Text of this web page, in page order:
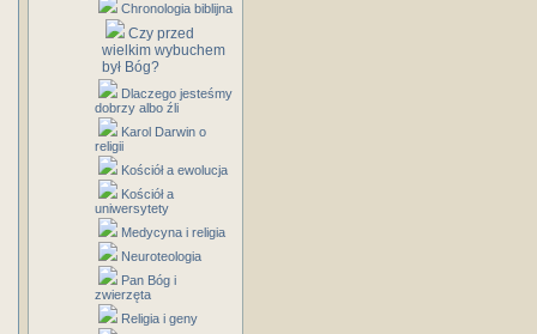
Chronologia biblijna
Czy przed
wielkim wybuchem
był Bóg?
Dlaczego jesteśmy
dobrzy albo źli
Karol Darwin o
religii
Kościół a ewolucja
Kościół a
uniwersytety
Medycyna i religia
Neuroteologia
Pan Bóg i
zwierzęta
Religia i geny